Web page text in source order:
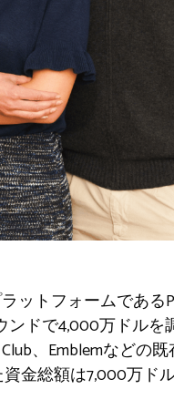
トフォームである
ドで4,000万ドルを
、Emblemなどの
金総額は7,000万ドル